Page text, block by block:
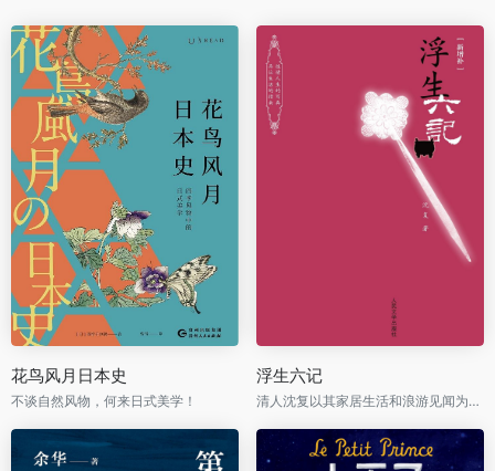
花鸟风月日本史
不谈自然风物，何来日式美学！
浮生六记
清人沈复以其家居生活和浪游见闻为内容写成的《浮生六记》，为中国文学史上的一支奇葩。